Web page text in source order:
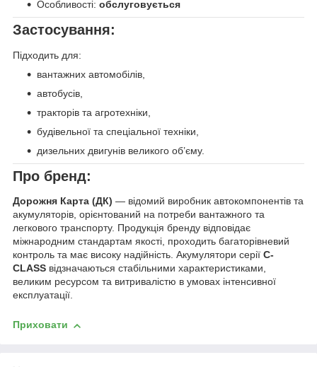
Особливості: обслуговується
Застосування:
Підходить для:
вантажних автомобілів,
автобусів,
тракторів та агротехніки,
будівельної та спеціальної техніки,
дизельних двигунів великого об’єму.
Про бренд:
Дорожня Карта (ДК) — відомий виробник автокомпонентів та
акумуляторів, орієнтований на потреби вантажного та
легкового транспорту. Продукція бренду відповідає
міжнародним стандартам якості, проходить багаторівневий
контроль та має високу надійність. Акумулятори серії C-
CLASS відзначаються стабільними характеристиками,
великим ресурсом та витривалістю в умовах інтенсивної
експлуатації.
Приховати